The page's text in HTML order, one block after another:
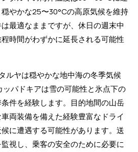
やかな25〜30°Cの高原気候を維持
最適なままですが、休日の週末中
時間がわずかに延長される可能性
ルヤは穏やかな地中海の冬季気候
パドキアは雪の可能性と氷点下の
件を経験します。目的地間の山岳
両装備を備えた経験豊富なドライ
に遭遇する可能性があります。送
視し、乗客の安全のために必要に